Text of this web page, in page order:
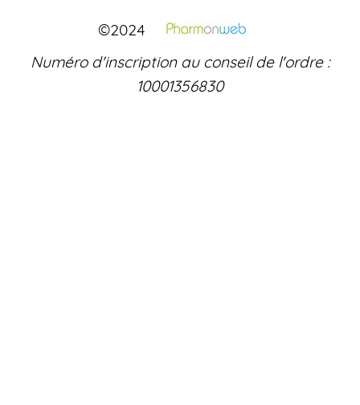
©2024
Numéro d'inscription au conseil de l'ordre :
10001356830